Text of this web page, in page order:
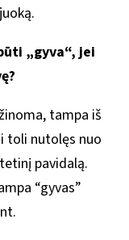
„gyva“, jei
tampa iš
toli nutolęs nuo
pavidalą.
“gyvas”